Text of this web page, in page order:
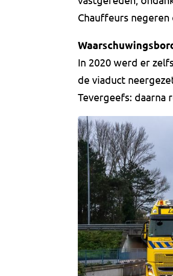
Chauffeurs
In 2020 werd er
de viaduct
Tevergeefs: daarna